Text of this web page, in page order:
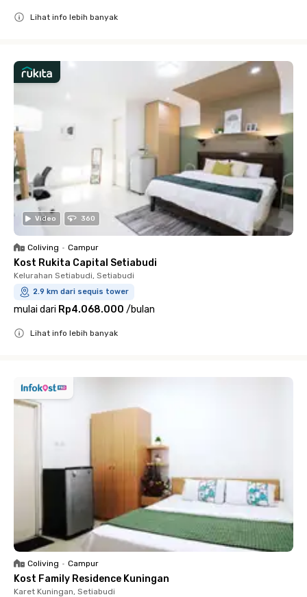
Lihat info lebih banyak
Video 360
Coliving • Campur
Kost Rukita Capital Setiabudi
Kelurahan Setiabudi, Setiabudi
2.9 km dari sequis tower
mulai dari Rp4.068.000 /bulan
Lihat info lebih banyak
Coliving • Campur
Kost Family Residence Kuningan
Karet Kuningan, Setiabudi